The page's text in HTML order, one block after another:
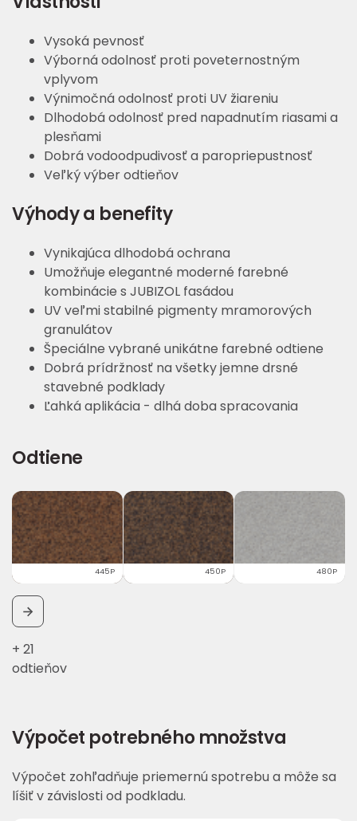
Vysoká pevnosť
Výborná odolnosť proti poveternostným
vplyvom
Výnimočná odolnosť proti UV žiareniu
Dlhodobá odolnosť pred napadnutím riasami a
plesňami
Dobrá vodoodpudivosť a paropriepustnosť
Veľký výber odtieňov
Výhody a benefity
Vynikajúca dlhodobá ochrana
Umožňuje elegantné moderné farebné
kombinácie s JUBIZOL fasádou
UV veľmi stabilné pigmenty mramorových
granulátov
Špeciálne vybrané unikátne farebné odtiene
Dobrá prídržnosť na všetky jemne drsné
stavebné podklady
Ľahká aplikácia - dlhá doba spracovania
Odtiene
445P 450P 480P
+ 21
odtieňov
Výpočet potrebného množstva
Výpočet zohľadňuje priemernú spotrebu a môže sa
líšiť v závislosti od podkladu.